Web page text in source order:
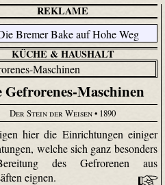
REKLAME
KÜCHE & HAUSHALT
Gefrorenes-Maschinen
Der Stein der Weisen• 1890
hier die Einrichtungen einiger
welche sich ganz besonders
des Gefrorenen aus
eignen.